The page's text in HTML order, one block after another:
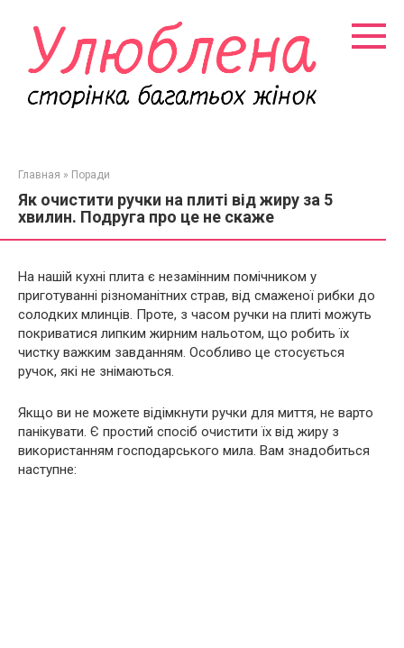
контенту
Главная » Поради
Як очистити ручки на плиті від жиру за 5
хвилин. Подруга про це не скаже
На нашій кухні плита є незамінним помічником у
приготуванні різноманітних страв, від смаженої рибки до
солодких млинців. Проте, з часом ручки на плиті можуть
покриватися липким жирним нальотом, що робить їх
чистку важким завданням. Особливо це стосується
ручок, які не знімаються.
Якщо ви не можете відімкнути ручки для миття, не варто
панікувати. Є простий спосіб очистити їх від жиру з
використанням господарського мила. Вам знадобиться
наступне: